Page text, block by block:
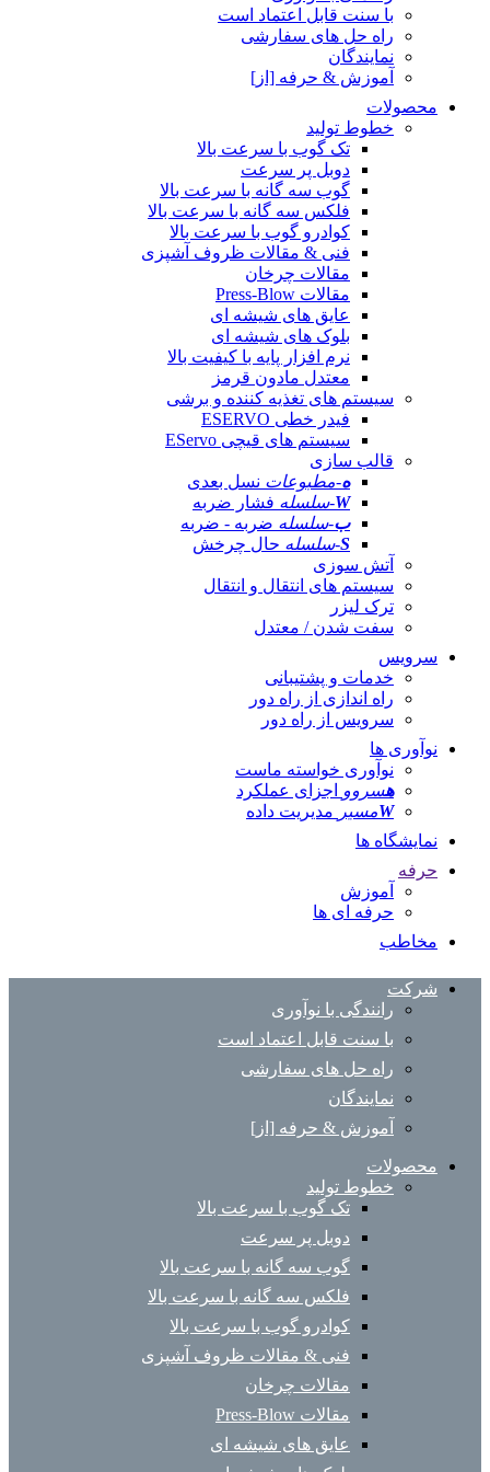
با سنت قابل اعتماد است
راه حل های سفارشی
نمایندگان
آموزش & حرفه [از]
محصولات
خطوط تولید
تک گوب با سرعت بالا
دوبل پر سرعت
گوب سه گانه با سرعت بالا
فلکس سه گانه با سرعت بالا
کوادرو گوب با سرعت بالا
فنی & مقالات ظروف آشپزی
مقالات چرخان
مقالات Press-Blow
عایق های شیشه ای
بلوک های شیشه ای
نرم افزار پایه با کیفیت بالا
معتدل مادون قرمز
سیستم های تغذیه کننده و برشی
فیدر خطی ESERVO
سیستم های قیچی EServo
قالب سازی
ه-مطبوعات نسل بعدی
W-سلسله فشار ضربه
ب-سلسله ضربه - ضربه
S-سلسله حال چرخش
آتش سوزی
سیستم های انتقال و انتقال
ترک لیزر
سفت شدن / معتدل
سرویس
خدمات و پشتیبانی
راه اندازی از راه دور
سرویس از راه دور
نوآوری ها
نوآوری خواسته ماست
هسروو
اجزای عملکرد
Wمسیر مدیریت داده
نمایشگاه ها
حرفه
آموزش
حرفه ای ها
مخاطب
شرکت
رانندگی با نوآوری
با سنت قابل اعتماد است
راه حل های سفارشی
نمایندگان
آموزش & حرفه [از]
محصولات
خطوط تولید
تک گوب با سرعت بالا
دوبل پر سرعت
گوب سه گانه با سرعت بالا
فلکس سه گانه با سرعت بالا
کوادرو گوب با سرعت بالا
فنی & مقالات ظروف آشپزی
مقالات چرخان
مقالات Press-Blow
عایق های شیشه ای